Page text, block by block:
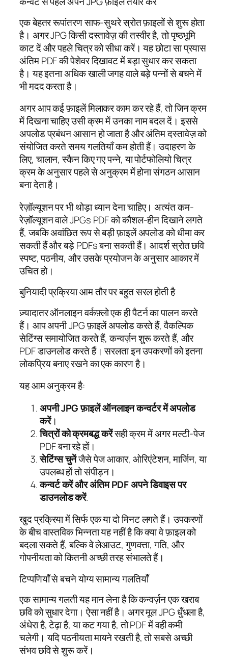
एक बेहतर रूपांतरण साफ-सुथरे स्रोत फ़ाइलों से शुरू होता
है। अगर JPG किसी दस्तावेज़ की तस्वीर है, तो पृष्ठभूमि
काट दें और पहले चित्र को सीधा करें। यह छोटा सा प्रयास
अंतिम PDF की पेशेवर दिखावट में बड़ा सुधार कर सकता
है। यह इतना अधिक खाली जगह वाले बड़े पन्नों से बचने में
भी मदद करता है।
अगर आप कई फ़ाइलें मिलाकर काम कर रहे हैं, तो जिन क्रम
में दिखना चाहिए उसी क्रम में उनका नाम बदल दें। इससे
अपलोड प्रबंधन आसान हो जाता है और अंतिम दस्तावेज़ को
संयोजित करते समय गलतियाँ कम होती हैं। उदाहरण के
लिए, चालान, स्कैन किए गए पन्ने, या पोर्टफोलियो चित्र
क्रम के अनुसार पहले से अनुक्रम में होना संगठन आसान
बना देता है।
रेज़ॉल्यूशन पर भी थोड़ा ध्यान देना चाहिए। अत्यंत कम-
रेज़ॉल्यूशन वाले JPGs PDF को कौशल-हीन दिखाने लगते
हैं, जबकि अवांछित रूप से बड़ी फ़ाइलें अपलोड को धीमा कर
सकती हैं और बड़े PDFs बना सकती हैं। आदर्श स्रोत छवि
स्पष्ट, पठनीय, और उसके प्रयोजन के अनुसार आकार में
उचित हो।
बुनियादी प्रक्रिया आम तौर पर बहुत सरल होती है
ज़्यादातर ऑनलाइन वर्कफ़्लो एक ही पैटर्न का पालन करते
हैं। आप अपनी JPG फ़ाइलें अपलोड करते हैं, वैकल्पिक
सेटिंग्स समायोजित करते हैं, कन्वर्ज़न शुरू करते हैं, और
PDF डाउनलोड करते हैं। सरलता इन उपकरणों को इतना
लोकप्रिय बनाए रखने का एक कारण है।
यह आम अनुक्रम है:
अपनी JPG फ़ाइलें ऑनलाइन कन्वर्टर में अपलोड
करें।
चित्रों को क्रमबद्ध करेंसही क्रम में अगर मल्टी-पेज
PDF बना रहे हों।
सेटिंग्स चुनेंजैसे पेज आकार, ओरिएंटेशन, मार्जिन, या
उपलब्ध हों तो संपीड़न।
कन्वर्ट करें और अंतिम PDF अपने डिवाइस पर
डाउनलोड करें.
खुद प्रक्रिया में सिर्फ एक या दो मिनट लगते हैं। उपकरणों
के बीच वास्तविक भिन्नता यह नहीं है कि क्या वे फ़ाइल को
बदला सकते हैं, बल्कि वे लेआउट, गुणवत्ता, गति, और
गोपनीयता को कितनी अच्छी तरह संभालते हैं।
टिप्पणियाँ से बचने योग्य सामान्य गलतियाँ
एक सामान्य गलती यह मान लेना है कि कन्वर्ज़न एक खराब
छवि को सुधार देगा। ऐसा नहीं है। अगर मूल JPG धुँधला है,
अंधेरा है, टेढ़ा है, या कट गया है, तो PDF में वही कमी
चलेगी। यदि पठनीयता मायने रखती है, तो सबसे अच्छी
संभव छवि से शुरू करें।